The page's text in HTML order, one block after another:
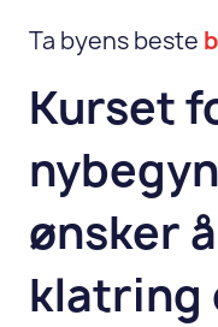
Ta byens beste
Kurset
ønsker
klatring